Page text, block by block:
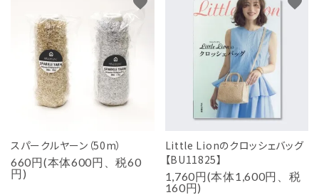
スパークルヤーン（50m）
660円(本体600円、税60
円)
Little Lionのクロッシェバッグ
【BU11825】
1,760円(本体1,600円、税
160円)